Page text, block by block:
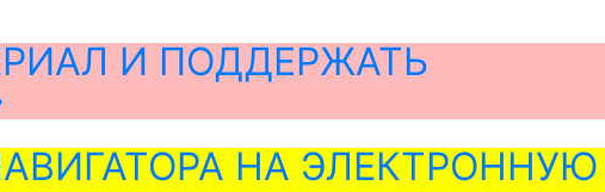
И ПОДДЕРЖАТЬ
НА ЭЛЕКТРОННУЮ